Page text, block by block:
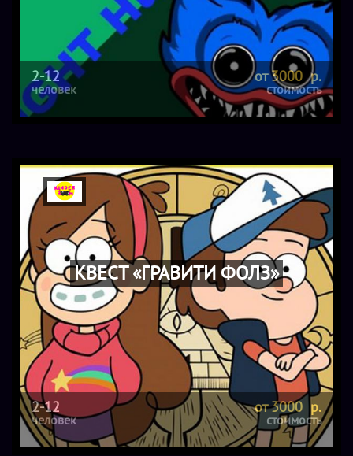
2-12
человек
от 3000 р.
стоимость
КВЕСТ «ГРАВИТИ ФОЛЗ»
2-12
человек
от 3000 р.
стоимость